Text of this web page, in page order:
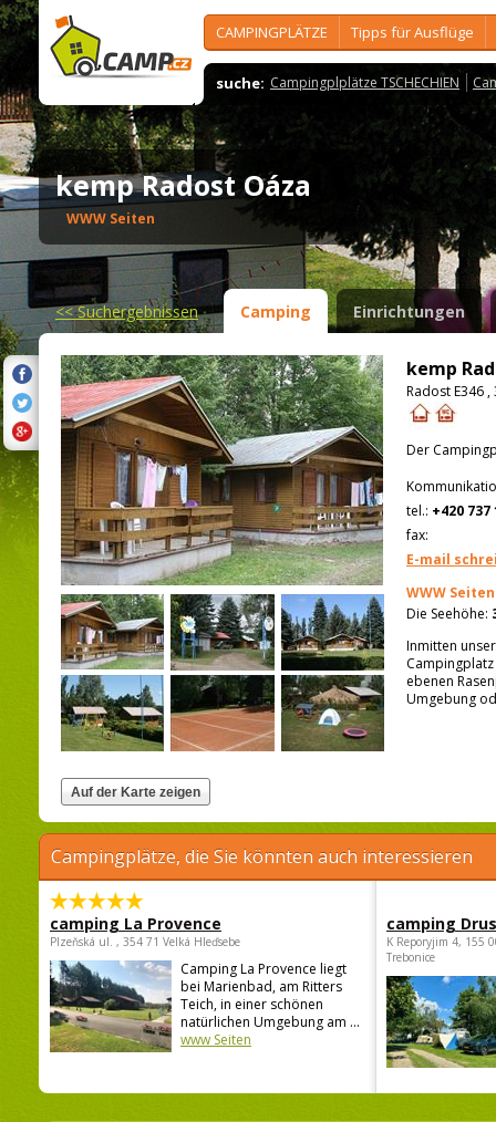
CAMPINGPLÄTZE Tipps für Ausflüge
suche: Campingplplätze TSCHECHIEN
kemp Radost Oáza
WWW Seiten
<<Suchergebnissen Camping Einrichtungen
kemp
Radost E346
Der
tel.: +420 737
fax:
E-mail
WWW Seiten
Die Seehöhe:
Inmitten
ebenen
Umgebung
Campingplätze, die Sie könnten auch interessieren
camping La Provence
Plzeňská ul. , 354 71 Velká Hleďsebe
Camping La Provence liegt
bei Marienbad, am Ritters
Teich, in einer schönen
natürlichen Umgebung am ...
www Seiten
camping
K Reporyjim 4, 155
Trebonice